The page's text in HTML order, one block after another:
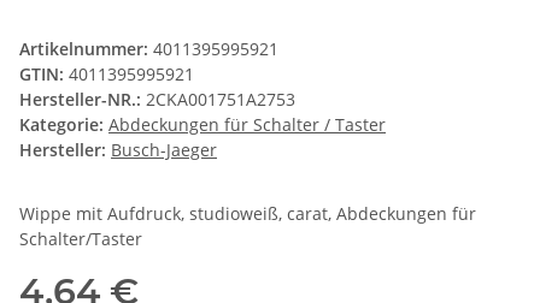
Artikelnummer: 4011395995921
GTIN: 4011395995921
Hersteller-NR.: 2CKA001751A2753
Kategorie: Abdeckungen für Schalter / Taster
Hersteller: Busch-Jaeger
Wippe mit Aufdruck, studioweiß, carat, Abdeckungen für
Schalter/Taster
4,64 €